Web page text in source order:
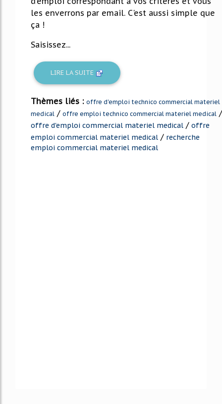
les enverrons par email. C'est aussi simple que
ça !
Saisissez...
LIRE LA SUITE
Thèmes liés : offre d'emploi technico commercial materiel
medical / offre emploi technico commercial materiel medical /
offre d'emploi commercial materiel medical / offre
emploi commercial materiel medical / recherche
emploi commercial materiel medical